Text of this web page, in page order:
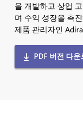
을 개발하고 상업
며 수익 성장을 촉
제품 관리자인
PDF 버전 다운